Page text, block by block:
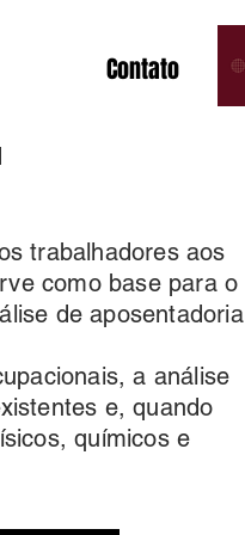
Contato
trabalhadores aos
como base para o
de aposentadoria
a análise
e, quando
químicos e